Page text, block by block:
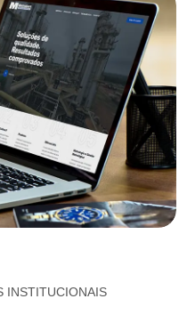
INSTITUCIONAIS